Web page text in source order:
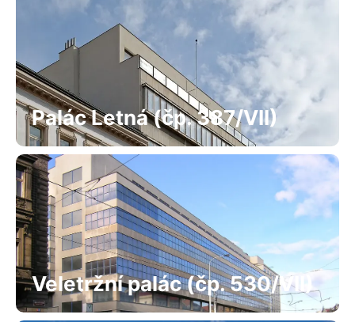
Palác Letná (čp. 387/VII)
Veletržní palác (čp. 530/VII)